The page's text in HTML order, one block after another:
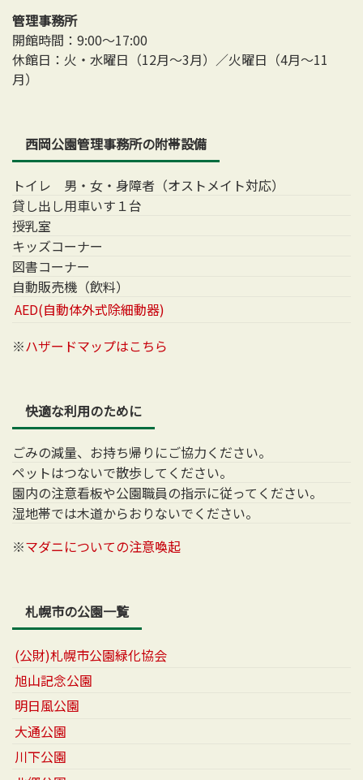
管理事務所
開館時間：9:00～17:00
休館日：火・水曜日（12月～3月）／火曜日（4月～11
月）
西岡公園管理事務所の附帯設備
トイレ 男・女・身障者（オストメイト対応）
貸し出し用車いす１台
授乳室
キッズコーナー
図書コーナー
自動販売機（飲料）
AED(自動体外式除細動器)
※ハザードマップはこちら
快適な利用のために
ごみの減量、お持ち帰りにご協力ください。
ペットはつないで散歩してください。
園内の注意看板や公園職員の指示に従ってください。
湿地帯では木道からおりないでください。
※マダニについての注意喚起
札幌市の公園一覧
(公財)札幌市公園緑化協会
旭山記念公園
明日風公園
大通公園
川下公園